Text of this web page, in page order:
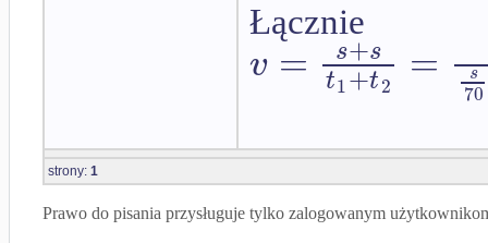
Łącznie
v = s+s
t1+t2 = s
70
strony: 1
Prawo do pisania przysługuje tylko zalogowanym